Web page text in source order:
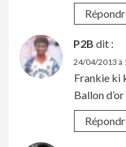
P2B dit :
24/04/2013 à
Frankie ki
Ballon